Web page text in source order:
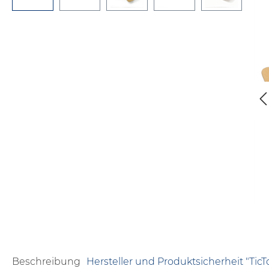
Beschreibung Hersteller und Produktsicherheit